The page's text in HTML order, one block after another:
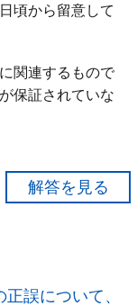
頃から留意して
関連するもので
保証されていな
誤について、